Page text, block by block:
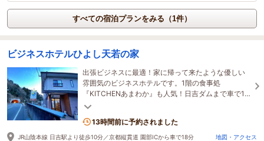
すべての宿泊プランをみる（1件）
ビジネスホテルひよし天若の家
出張ビジネスに最適！家に帰って来たような優しい
雰囲気のビジネスホテルです。1階の食事処
『KITCHENあまわか』も人気！日吉ダムまで車で15
分、美山のかやぶきの里まで車で30分！京都市内か
13時間前に予約されました
JR山陰本線 日吉駅より徒歩10分／京都縦貫道 園部ICから車で18分 地図・アクセス